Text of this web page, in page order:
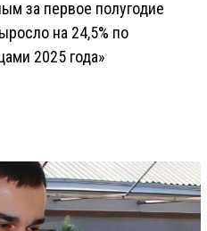
за первое полугодие
на 24,5% по
2025 года»